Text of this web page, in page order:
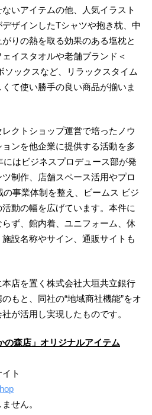
いアイテムの他、人気イラスト
ザインしたTシャツや抱き枕、中
りの熱を取る効果のある塩枕と
イスタオルや老舗ブランド＜
ソックスなど、リラックスタイム
て使い勝手の良い商品が揃いま
クトショップ運営で培ったノウ
ンを他企業に提供する活動を多
はビジネスプロデュース部が発
制作、店舗スペース活用やプロ
事業体制を整え、ビームス ビジ
動の幅を広げています。本件に
ず、館内着、ユニフォーム、休
設名称やサイン、通販サイトも
店を置く株式会社大垣共立銀行
もと、同社の“地域商社機能”をオ
が活用し実現したものです。
の森店」オリジナルアイテム
ト
せん。